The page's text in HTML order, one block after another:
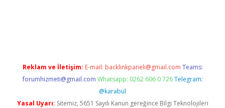
Reklam ve İletişim: E-mail: backlinkpaneli@gmail.com Teams:
forumhizmeti@gmail.com Whatsapp: 0262 606 0 726 Telegram:
@karabul
Yasal Uyarı: Sitemiz, 5651 Sayılı Kanun gereğince Bilgi Teknolojileri